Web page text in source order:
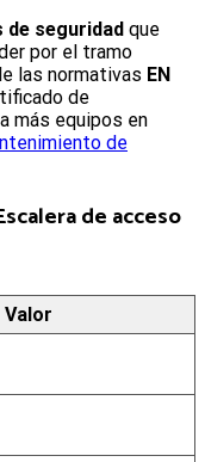
de seguridad que
por el tramo
las normativas EN
de
más equipos en
de
de acceso
Valor